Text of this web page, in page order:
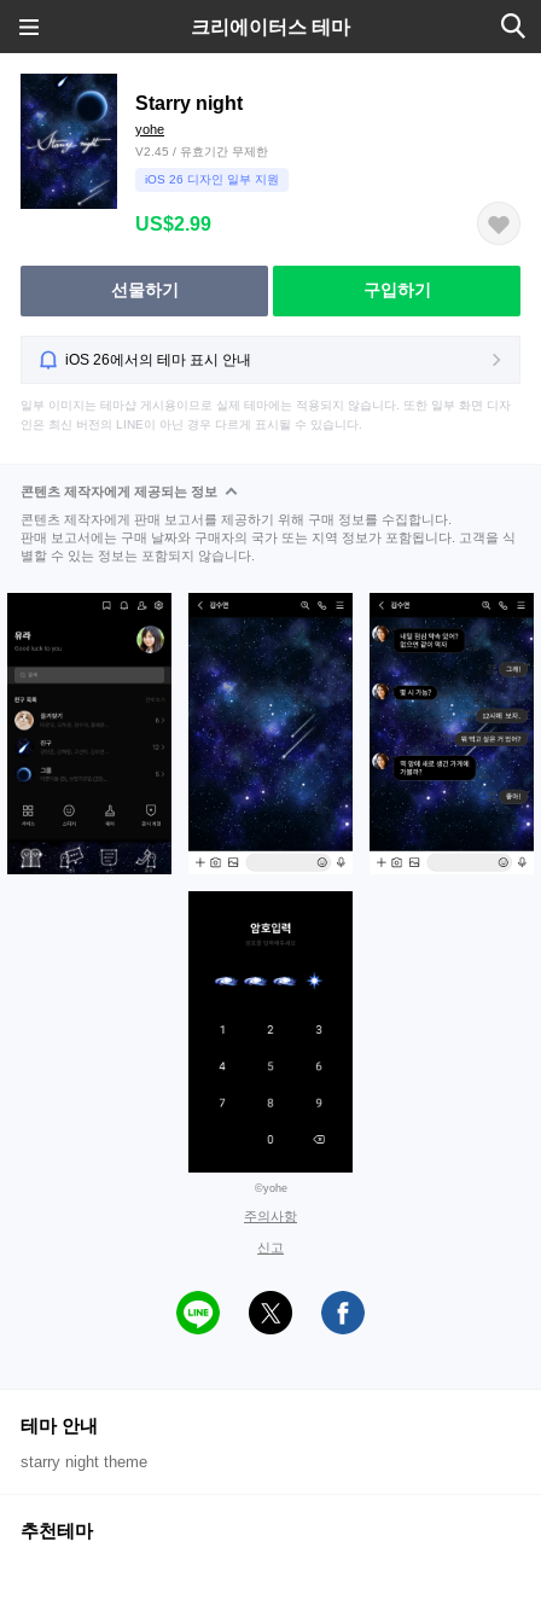
크리에이터스 테마
Starry night
yohe
V2.45 / 유효기간 무제한
iOS 26 디자인 일부 지원
US$2.99
선물하기 구입하기
iOS 26에서의 테마 표시 안내
일부 이미지는 테마샵 게시용이므로 실제 테마에는 적용되지 않습니다. 또한 일부 화면 디자
인은 최신 버전의 LINE이 아닌 경우 다르게 표시될 수 있습니다.
콘텐츠 제작자에게 제공되는 정보
콘텐츠 제작자에게 판매 보고서를 제공하기 위해 구매 정보를 수집합니다.
판매 보고서에는 구매 날짜와 구매자의 국가 또는 지역 정보가 포함됩니다. 고객을 식
별할 수 있는 정보는 포함되지 않습니다.
©yohe
주의사항
신고
테마 안내
starry night theme
추천테마